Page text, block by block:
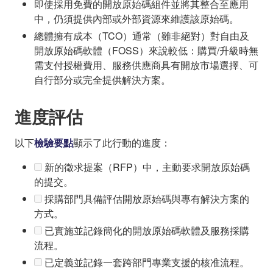
即使採用免費的開放原始碼組件並將其整合至應用
中，仍須提供內部或外部資源來維護該原始碼。
總體擁有成本（TCO）通常（雖非絕對）對自由及
開放原始碼軟體（FOSS）來說較低：購買/升級時無
需支付授權費用、服務供應商具有開放市場選擇、可
自行部分或完全提供解決方案。
進度評估
以下檢驗要點顯示了此行動的進度：
新的徵求提案（RFP）中，主動要求開放原始碼
的提交。
採購部門具備評估開放原始碼與專有解決方案的
方式。
已實施並記錄簡化的開放原始碼軟體及服務採購
流程。
已定義並記錄一套跨部門專業支援的核准流程。